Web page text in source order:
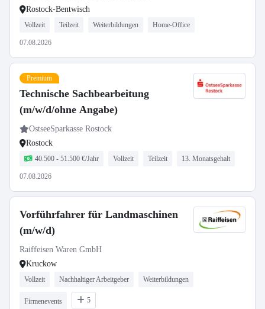
Rostock-Bentwisch
Vollzeit Teilzeit Weiterbildungen Home-Office
07.08.2026
Premium
Technische Sachbearbeitung
(m/w/d/ohne Angabe)
OstseeSparkasse Rostock
Rostock
40.500 - 51.500 €/Jahr Vollzeit Teilzeit 13. Monatsgehalt
07.08.2026
Vorführfahrer für Landmaschinen
(m/w/d)
Raiffeisen Waren GmbH
Kruckow
Vollzeit Nachhaltiger Arbeitgeber Weiterbildungen
Firmenevents 5